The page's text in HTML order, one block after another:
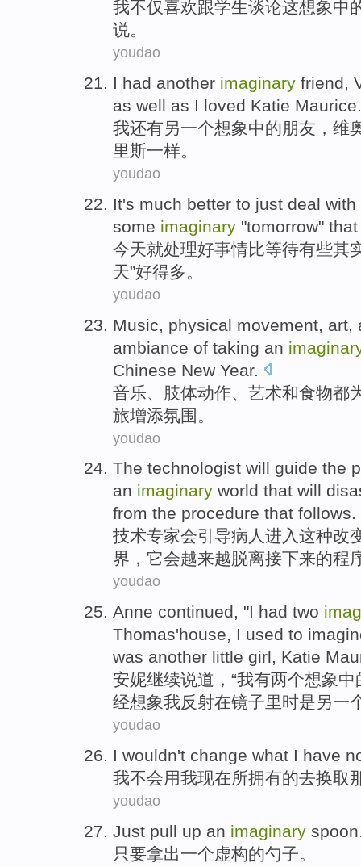
我不仅喜欢跟学生谈论这想象中
说。
youdao
I had another imaginary friend,
as well as I loved Katie Maurice.
我还有另一个想象中的朋友，维
里斯一样。
youdao
It's much better to just deal
some imaginary "tomorrow"
今天就处理好事情比等待有些其
天”好得多。
youdao
Music, physical movement, art,
ambiance of taking an
Chinese New Year.
音乐、肢体动作、艺术和食物都
旅增添氛围。
youdao
The technologist will guide the
an imaginary world that will
from the procedure that follows.
技术专家会引导病人进入这种
界，它会越来越脱离接下来的程
youdao
Anne continued, "I had two
Thomas'house, I used to
was another little girl, Katie
安妮继续说道，“我有两个想象
经想象我反射在镜子里时是另一
youdao
I wouldn't change what I have
我不会用我现在所拥有的去换取
youdao
Just pull up an imaginary spoon
只要拿出一个虚构的勺子。